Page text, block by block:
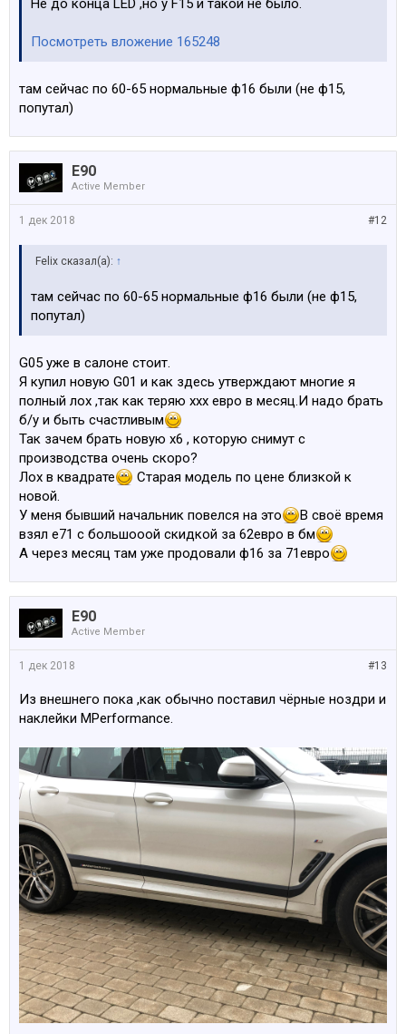
Не до конца LED ,но у F15 и такой не было.
Посмотреть вложение 165248
там сейчас по 60-65 нормальные ф16 были (не ф15,
попутал)
E90
Active Member
#12
1 дек 2018
Felix сказал(а): ↑
там сейчас по 60-65 нормальные ф16 были (не ф15,
попутал)
G05 уже в салоне стоит.
Я купил новую G01 и как здесь утверждают многие я
полный лох ,так как теряю ххх евро в месяц.И надо брать
б/у и быть счастливым
Так зачем брать новую х6 , которую снимут с
производства очень скоро?
Лох в квадрате
Старая модель по цене близкой к
новой.
У меня бывший начальник повелся на это
В своё время
взял е71 с большооой скидкой за 62евро в бм
А через месяц там уже продовали ф16 за 71евро
E90
Active Member
#13
1 дек 2018
Из внешнего пока ,как обычно поставил чёрные ноздри и
наклейки МPerformance.